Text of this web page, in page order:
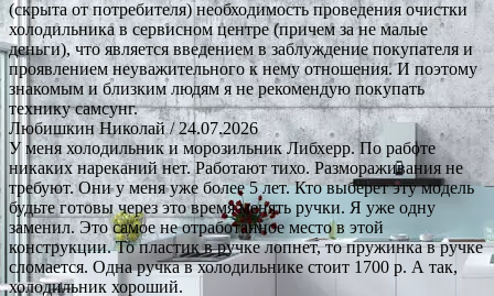
(скрыта от потребителя) необходимость проведения очистки
холодильника в сервисном центре (причем за не малые
деньги), что является введением в заблуждение покупателя и
проявлением неуважительного к нему отношения. И поэтому
знакомым и близким людям я не рекомендую покупать
технику самсунг.
Любишкин Николай/ 24.07.2026
У меня холодильник и морозильник Либхерр. По работе
никаких нареканий нет. Работают тихо. Размораживания не
требуют. Они у меня уже более 5 лет. Кто выберет эту модель
будьте готовы через это время менять ручки. Я уже одну
заменил. Это самое не отработанное место в этой
конструкции. То пластик в ручке лопнет, то пружинка в ручке
сломается. Одна ручка в холодильнике стоит 1700 р. А так,
холодильник хороший.